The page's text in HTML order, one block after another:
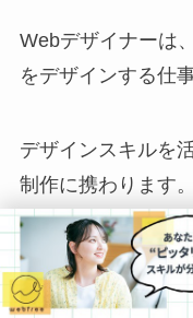
Webデザイナーは
をデザインする仕
デザインスキルを
制作に携わります。
成果物が目に見え
のある仕事です。